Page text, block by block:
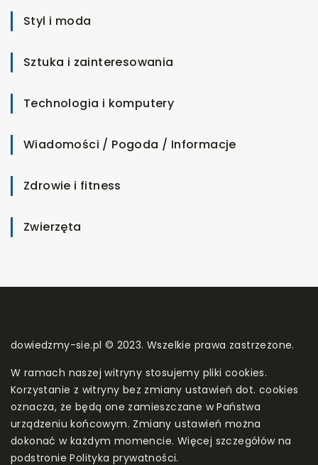
Styl i moda
Sztuka i zainteresowania
Technologia i komputery
Wiadomości / Pogoda / Informacje
Zdrowie i fitness
Zwierzęta
dowiedzmy-sie.pl © 2023. Wszelkie prawa zastrzeżone.
W ramach naszej witryny stosujemy pliki cookies.
Korzystanie z witryny bez zmiany ustawień dot. cookies
oznacza, że będą one zamieszczane w Państwa
urządzeniu końcowym. Zmiany ustawień można
dokonać w każdym momencie. Więcej szczegółów na
podstroniePolityka prywatności.